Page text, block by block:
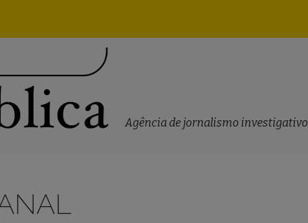
Agência de jornalismo investigativo